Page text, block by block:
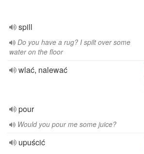
spill
Do you have a rug? I spilt over some
water on the floor
wlać, nalewać
pour
Would you pour me some juice?
upuścić